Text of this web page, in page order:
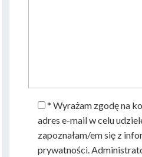
* Wyrażam zgodę na
adres e-mail w celu
zapoznałam/em się z
prywatności.